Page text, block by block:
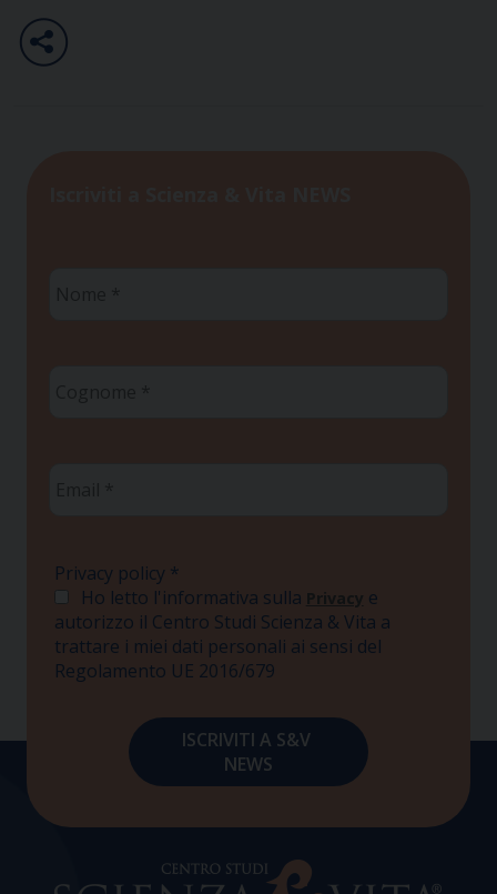
Privacy policy *
Ho letto l'informativa sulla Privacy e
autorizzo il Centro Studi Scienza & Vita a
trattare i miei dati personali ai sensi del
Regolamento UE 2016/679